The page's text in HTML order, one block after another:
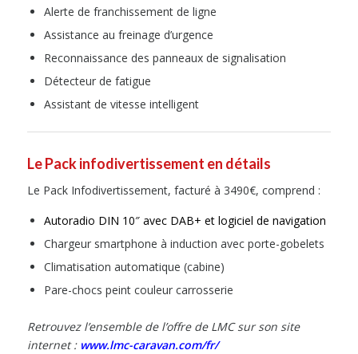
Alerte de franchissement de ligne
Assistance au freinage d’urgence
Reconnaissance des panneaux de signalisation
Détecteur de fatigue
Assistant de vitesse intelligent
Le Pack infodivertissement en détails
Le Pack Infodivertissement, facturé à 3490€, comprend :
Autoradio DIN 10″ avec DAB+ et logiciel de navigation
Chargeur smartphone à induction avec porte-gobelets
Climatisation automatique (cabine)
Pare-chocs peint couleur carrosserie
Retrouvez l’ensemble de l’offre de LMC sur son site
internet :www.lmc-caravan.com/fr/